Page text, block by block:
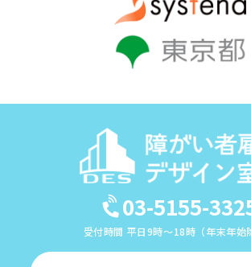
03-5155-
受付時間 平日9時～18時（年末年始